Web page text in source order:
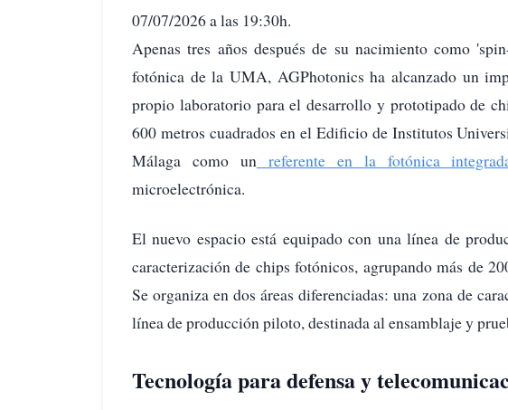
07/07/2026 a las 19:30h.
Apenas tres años después de su nacimiento como
fotónica de la UMA, AGPhotonics ha alcanzado un
propio laboratorio para el desarrollo y prototipado de
600 metros cuadrados en el Edificio de Institutos
Málaga como unreferente en la fotónica
microelectrónica.
El nuevo espacio está equipado con una línea de
caracterización de chips fotónicos, agrupando más de
Se organiza en dos áreas diferenciadas: una zona de
línea de producción piloto, destinada al ensamblaje y
Tecnología para defensa y